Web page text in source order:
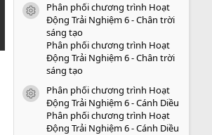
icon tài liệu
Phân phối chương trình Hoạt
Động Trải Nghiệm 6 - Chân trời
sáng tạo
Phân phối chương trình Hoạt
Động Trải Nghiệm 6 - Chân trời
sáng tạo
icon tài liệu
Phân phối chương trình Hoạt
Động Trải Nghiệm 6 - Cánh Diều
Phân phối chương trình Hoạt
Động Trải Nghiệm 6 - Cánh Diều